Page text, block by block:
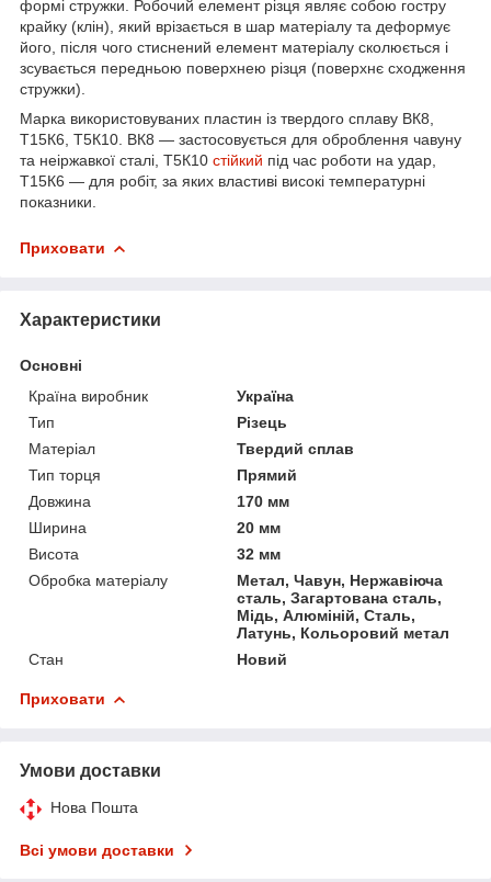
формі стружки. Робочий елемент різця являє собою гостру
крайку (клін), який врізається в шар матеріалу та деформує
його, після чого стиснений елемент матеріалу сколюється і
зсувається передньою поверхнею різця (поверхнє сходження
стружки).
Марка використовуваних пластин із твердого сплаву ВК8,
Т15К6, Т5К10. ВК8 — застосовується для оброблення чавуну
та неіржавкої сталі, Т5К10 стійкий під час роботи на удар,
Т15К6 — для робіт, за яких властиві високі температурні
показники.
Приховати
Характеристики
Основні
Країна виробник
Україна
Тип
Різець
Матеріал
Твердий сплав
Тип торця
Прямий
Довжина
170 мм
Ширина
20 мм
Висота
32 мм
Обробка матеріалу
Метал, Чавун, Нержавіюча
сталь, Загартована сталь,
Мідь, Алюміній, Сталь,
Латунь, Кольоровий метал
Стан
Новий
Приховати
Умови доставки
Нова Пошта
Всі умови доставки